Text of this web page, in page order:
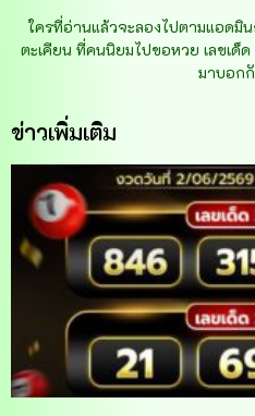
ใครที่อ่านแล้วจะลองไปตามแอดมิ
ตะเคียน ที่คนนิยมไปขอหวย เลขเด็
มาบอก
ข่าวเพิ่มเติม